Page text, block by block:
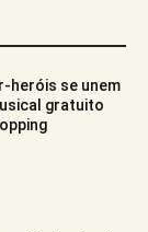
heróis se unem
gratuito